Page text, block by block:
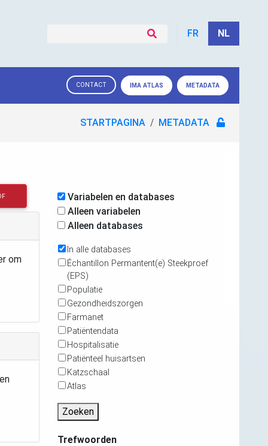
FR NL
CONTACT IMA ATLAS METADATA
STARTPAGINA METADATA
om
Variabelen en databases
Alleen variabelen
Alleen databases
In alle databases
Échantillon Permantent(e) Steekproef
(EPS)
Populatie
Gezondheidszorgen
Farmanet
Patiëntendata
Hospitalisatie
Patiënteel huisartsen
Katzschaal
Atlas
Zoeken
Trefwoorden